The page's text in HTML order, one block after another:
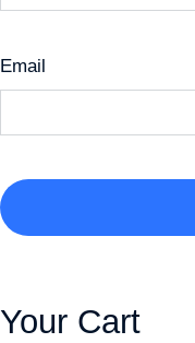
Email
Your Cart